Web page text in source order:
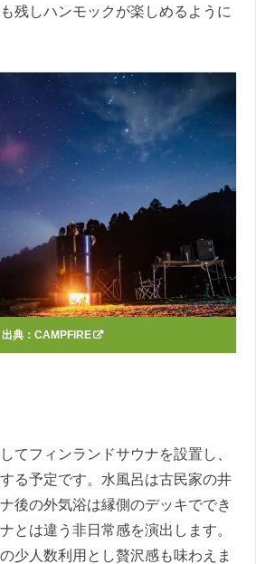
残しハンモックが楽しめるように
出典： CAMPFIRE
てフィンランドサウナを設置し、
る予定です。水風呂は古民家の井
後の外気浴は縁側のデッキででき
とは違う非日常感を演出します。
少人数利用とし贅沢感も味わえま